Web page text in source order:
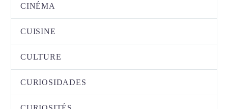
CINÉMA
CUISINE
CULTURE
CURIOSIDADES